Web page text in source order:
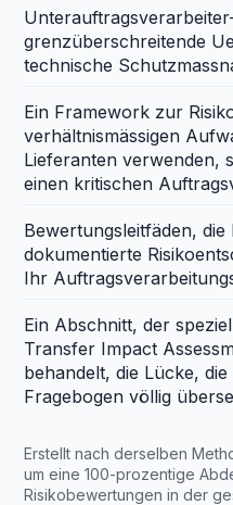
grenzüberschreitende
technische
Ein Framework zur
verhältnismässigen
Lieferanten verwenden,
einen kritischen
Bewertungsleitfäden,
dokumentierte
Ihr
Ein Abschnitt, der
Transfer Impact
behandelt, die Lücke,
Fragebogen völlig
Erstellt nach derselben
um eine 100-prozentige
Risikobewertungen in der